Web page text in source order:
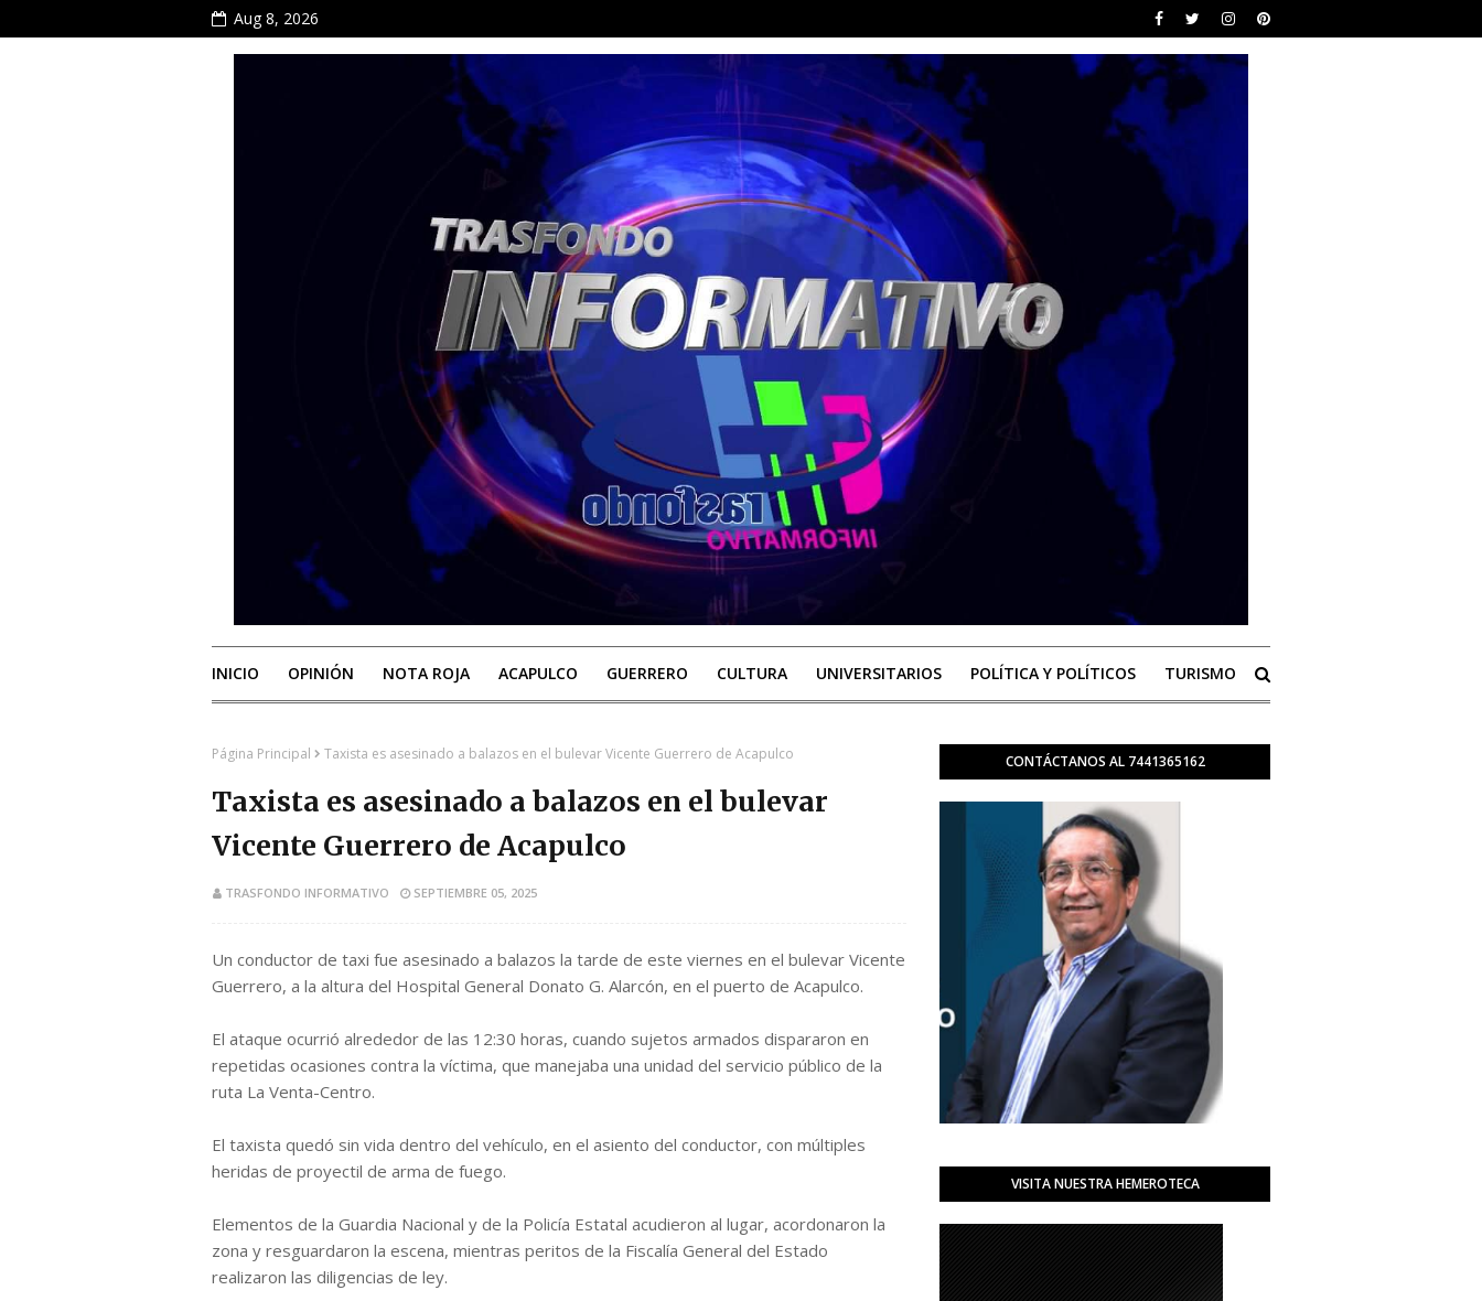
Aug 8, 2026
INICIO OPINIÓN NOTA ROJA ACAPULCO GUERRERO CULTURA UNIVERSITARIOS POLÍTICA Y POLÍTICOS TURISMO
Página Principal Taxista es asesinado a balazos en el bulevar Vicente Guerrero de Acapulco
Taxista es asesinado a balazos en el bulevar
Vicente Guerrero de Acapulco
TRASFONDO INFORMATIVO SEPTIEMBRE 05, 2025
Un conductor de taxi fue asesinado a balazos la tarde de este viernes en el bulevar Vicente
Guerrero, a la altura del Hospital General Donato G. Alarcón, en el puerto de Acapulco.
El ataque ocurrió alrededor de las 12:30 horas, cuando sujetos armados dispararon en
repetidas ocasiones contra la víctima, que manejaba una unidad del servicio público de la
ruta La Venta-Centro.
El taxista quedó sin vida dentro del vehículo, en el asiento del conductor, con múltiples
heridas de proyectil de arma de fuego.
Elementos de la Guardia Nacional y de la Policía Estatal acudieron al lugar, acordonaron la
zona y resguardaron la escena, mientras peritos de la Fiscalía General del Estado
realizaron las diligencias de ley.
CONTÁCTANOS AL 7441365162
VISITA NUESTRA HEMEROTECA